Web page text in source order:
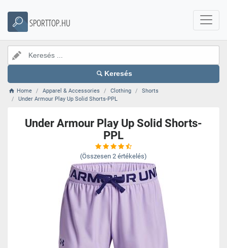
SPORTTOP.HU
Keresés
Home Apparel & Accessories Clothing
Shorts
Under Armour Play Up Solid Shorts-PPL
Under Armour Play Up Solid Shorts-
PPL
(Összesen 2 értékelés)